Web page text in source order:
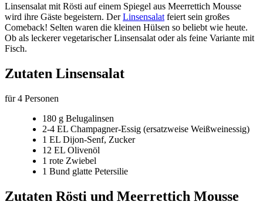
Linsensalat mit Rösti auf einem Spiegel aus Meerrettich Mousse
wird ihre Gäste begeistern. DerLinsensalat feiert sein großes
Comeback! Selten waren die kleinen Hülsen so beliebt wie heute.
Ob als leckerer vegetarischer Linsensalat oder als feine Variante mit
Fisch.
Zutaten Linsensalat
für 4 Personen
180 g Belugalinsen
2-4 EL Champagner-Essig (ersatzweise Weißweinessig)
1 EL Dijon-Senf, Zucker
12 EL Olivenöl
1 rote Zwiebel
1 Bund glatte Petersilie
Zutaten Rösti und Meerrettich Mousse